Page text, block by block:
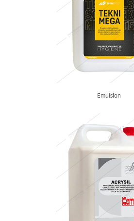
Emulsion